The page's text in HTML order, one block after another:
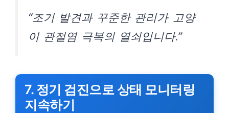
“조기 발견과 꾸준한 관리가 고양
이 관절염 극복의 열쇠입니다.”
7. 정기 검진으로 상태 모니터링
지속하기